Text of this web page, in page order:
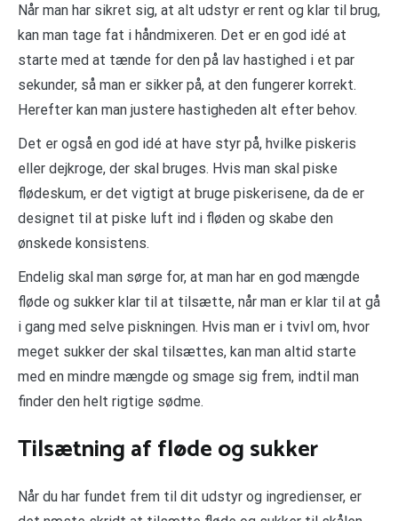
Når man har sikret sig, at alt udstyr er rent og klar til brug,
kan man tage fat i håndmixeren. Det er en god idé at
starte med at tænde for den på lav hastighed i et par
sekunder, så man er sikker på, at den fungerer korrekt.
Herefter kan man justere hastigheden alt efter behov.
Det er også en god idé at have styr på, hvilke piskeris
eller dejkroge, der skal bruges. Hvis man skal piske
flødeskum, er det vigtigt at bruge piskerisene, da de er
designet til at piske luft ind i fløden og skabe den
ønskede konsistens.
Endelig skal man sørge for, at man har en god mængde
fløde og sukker klar til at tilsætte, når man er klar til at gå
i gang med selve piskningen. Hvis man er i tvivl om, hvor
meget sukker der skal tilsættes, kan man altid starte
med en mindre mængde og smage sig frem, indtil man
finder den helt rigtige sødme.
Tilsætning af fløde og sukker
Når du har fundet frem til dit udstyr og ingredienser, er